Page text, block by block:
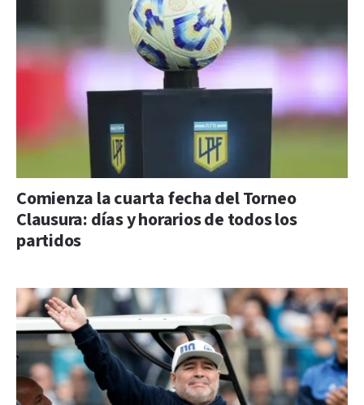
Comienza la cuarta fecha del Torneo
Clausura: días y horarios de todos los
partidos